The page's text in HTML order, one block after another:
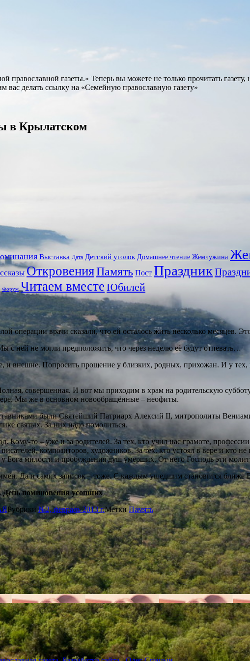
газеты.» Теперь вы можете не только прочитать газету,
делать ссылку на «Семейную православную газету»
в Крылатском
Выставка Дата Детский уголок Домашнее чтение Жемчужина
ОткровенияПамять Пост Праздник
Форум Читаем вместе Юбилей
операции врачи сказали, что ей осталось жить несколько месяцев.
с ней не могли предположить, что через неделю её будут отпевать…
и внешне. Попросить прощение у близких, родных, прихожан. И у
совершенная. И вот мы приходим в храм на родительскую
Мы же в основном новообращённые – неофиты.
были Святейший Патриарх Алексий II, митрополиты
святых. За них надо помолиться.
Кому-то – уже и за родителей. За тех, кто учил нас грамоте,
композиторов, художников. За тех, кто устоял в вере и кто
Бога милости и пробуждения душ умерших. От него Господь эти
Да и самих записок – тоже. С каждым ушедшим становится ближе
День поминовения усопших
Рубрики№2, февраль 2013 г.МеткиПамять